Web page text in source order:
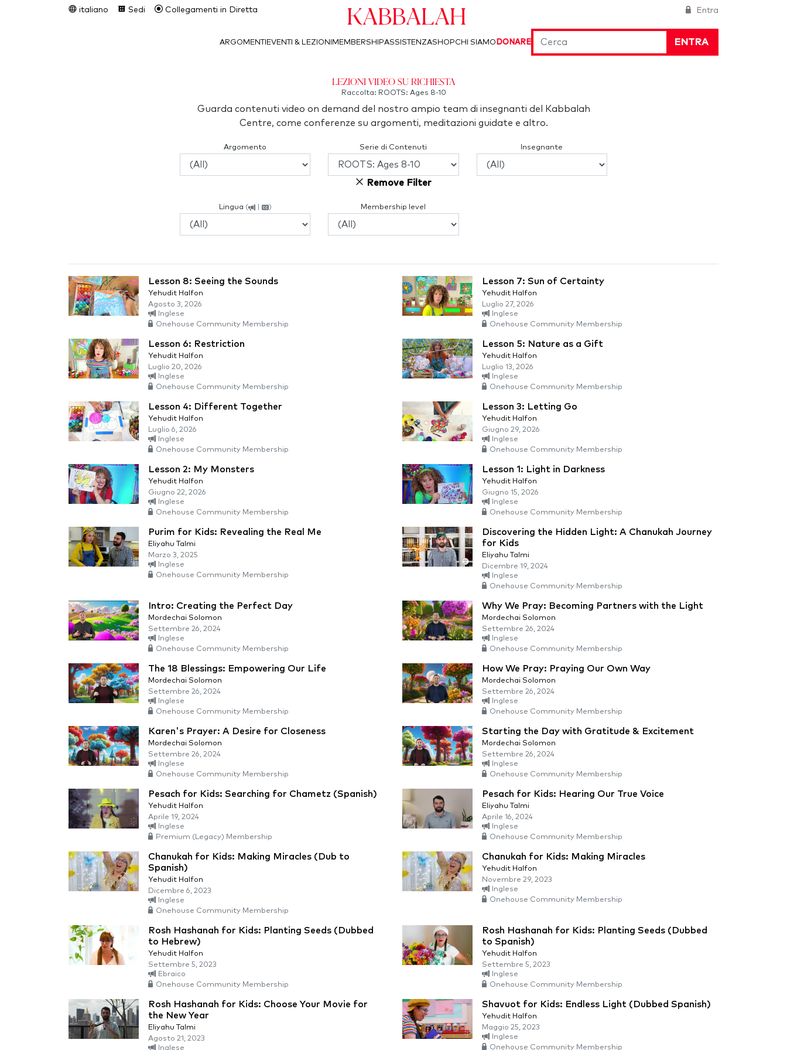
Entra
italiano Sedi Collegamenti in Diretta Kabbalah
ENTRA
ARGOMENTI EVENTI & LEZIONI MEMBERSHIPASSISTENZASHOPCHI SIAMO DONARE
Lezioni video su richiesta
Raccolta: ROOTS: Ages 8-10
Guarda contenuti video on demand del nostro ampio team di insegnanti del Kabbalah
Centre, come conferenze su argomenti, meditazioni guidate e altro.
Argomento Serie di Contenuti
Remove Filter
Insegnante
Lingua ( | ) Membership level
Lesson 8: Seeing the Sounds
Yehudit Halfon
Agosto 3, 2026
Inglese
Onehouse Community Membership
Lesson 7: Sun of Certainty
Yehudit Halfon
Luglio 27, 2026
Inglese
Onehouse Community Membership
Lesson 6: Restriction
Yehudit Halfon
Luglio 20, 2026
Inglese
Onehouse Community Membership
Lesson 5: Nature as a Gift
Yehudit Halfon
Luglio 13, 2026
Inglese
Onehouse Community Membership
Lesson 4: Different Together
Yehudit Halfon
Luglio 6, 2026
Inglese
Onehouse Community Membership
Lesson 3: Letting Go
Yehudit Halfon
Giugno 29, 2026
Inglese
Onehouse Community Membership
Lesson 2: My Monsters
Yehudit Halfon
Giugno 22, 2026
Inglese
Onehouse Community Membership
Lesson 1: Light in Darkness
Yehudit Halfon
Giugno 15, 2026
Inglese
Onehouse Community Membership
Purim for Kids: Revealing the Real Me
Eliyahu Talmi
Marzo 3, 2025
Inglese
Onehouse Community Membership
Discovering the Hidden Light: A Chanukah Journey
for Kids
Eliyahu Talmi
Dicembre 19, 2024
Inglese
Onehouse Community Membership
Intro: Creating the Perfect Day
Mordechai Solomon
Settembre 26, 2024
Inglese
Onehouse Community Membership
Why We Pray: Becoming Partners with the Light
Mordechai Solomon
Settembre 26, 2024
Inglese
Onehouse Community Membership
The 18 Blessings: Empowering Our Life
Mordechai Solomon
Settembre 26, 2024
Inglese
Onehouse Community Membership
How We Pray: Praying Our Own Way
Mordechai Solomon
Settembre 26, 2024
Inglese
Onehouse Community Membership
Karen's Prayer: A Desire for Closeness
Mordechai Solomon
Settembre 26, 2024
Inglese
Onehouse Community Membership
Starting the Day with Gratitude & Excitement
Mordechai Solomon
Settembre 26, 2024
Inglese
Onehouse Community Membership
Pesach for Kids: Searching for Chametz (Spanish)
Yehudit Halfon
Aprile 19, 2024
Inglese
Premium (Legacy) Membership
Pesach for Kids: Hearing Our True Voice
Eliyahu Talmi
Aprile 16, 2024
Inglese
Onehouse Community Membership
Chanukah for Kids: Making Miracles (Dub to
Spanish)
Yehudit Halfon
Dicembre 6, 2023
Inglese
Onehouse Community Membership
Chanukah for Kids: Making Miracles
Yehudit Halfon
Novembre 29, 2023
Inglese
Onehouse Community Membership
Rosh Hashanah for Kids: Planting Seeds (Dubbed
to Hebrew)
Yehudit Halfon
Settembre 5, 2023
Ebraico
Onehouse Community Membership
Rosh Hashanah for Kids: Planting Seeds (Dubbed
to Spanish)
Yehudit Halfon
Settembre 5, 2023
Inglese
Onehouse Community Membership
Rosh Hashanah for Kids: Choose Your Movie for
the New Year
Eliyahu Talmi
Agosto 21, 2023
Inglese
Shavuot for Kids: Endless Light (Dubbed Spanish)
Yehudit Halfon
Maggio 25, 2023
Inglese
Onehouse Community Membership